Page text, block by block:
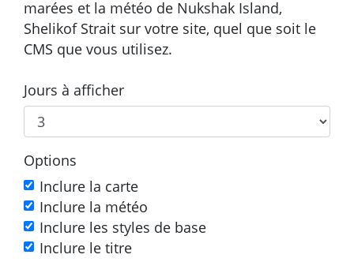
marées et la météo de Nukshak Island,
Shelikof Strait sur votre site, quel que soit le
CMS que vous utilisez.
Jours à afficher
Options
Inclure la carte
Inclure la météo
Inclure les styles de base
Inclure le titre